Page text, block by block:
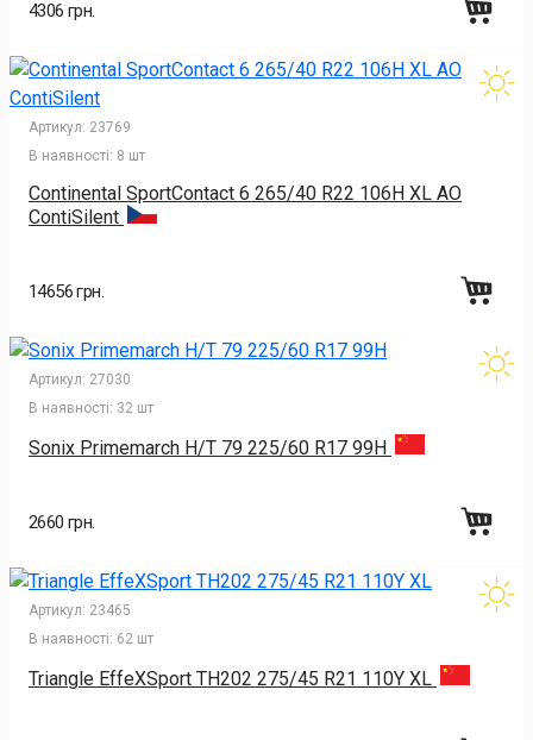
4306 грн.
Артикул: 23769
В наявності: 8 шт
Continental SportContact 6 265/40 R22 106H XL AO
ContiSilent
14656 грн.
Артикул: 27030
В наявності: 32 шт
Sonix Primemarch H/T 79 225/60 R17 99H
2660 грн.
Артикул: 23465
В наявності: 62 шт
Triangle EffeXSport TH202 275/45 R21 110Y XL